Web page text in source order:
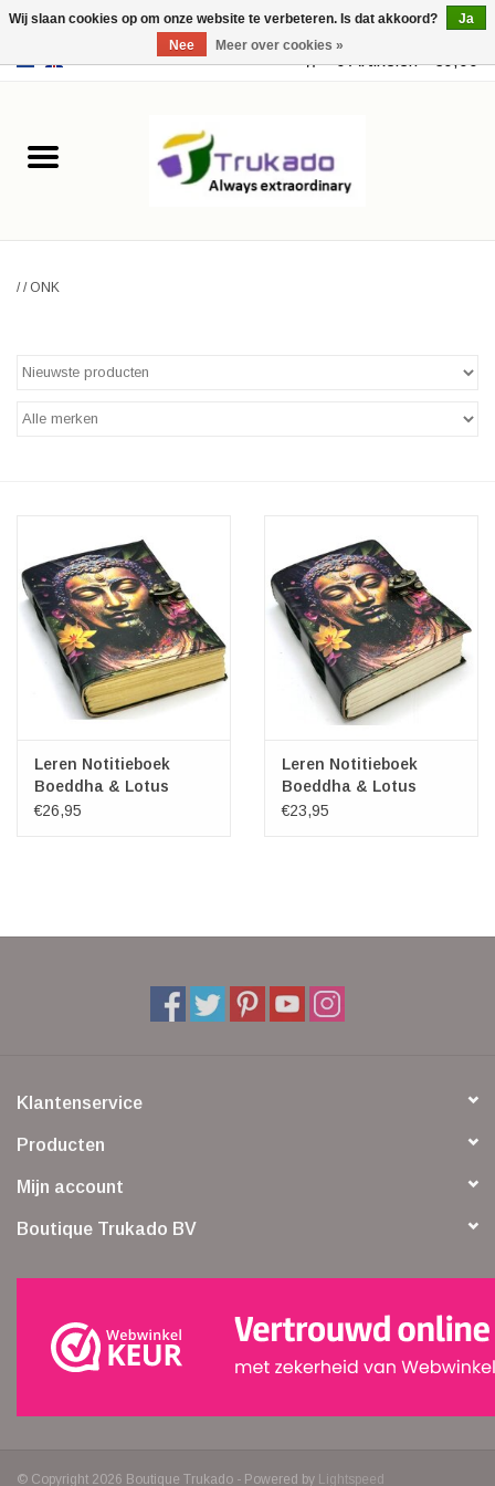
USD 0 Artikelen - €0,00
Leer
Merchandise
Gothic Steampunk
Veronese Design
Giftware & Lifestyle &
Collectables
Bezoek ons
Aanbiedingen
// ONK
Leren Notitieboek
Boeddha & Lotus
18x13cm
€26,95
Leren Notitieboek
Boeddha & Lotus
15x11cm
€23,95
Klantenservice
Producten
Mijn account
Boutique Trukado BV
© Copyright 2026 Boutique Trukado - Powered by Lightspeed
Wij slaan cookies op om onze website te verbeteren. Is dat akkoord?
Ja
Nee
Meer over cookies »